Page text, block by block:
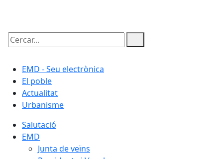
Cercar:
EMD - Seu electrònica
El poble
Actualitat
Urbanisme
Salutació
EMD
Junta de veïns